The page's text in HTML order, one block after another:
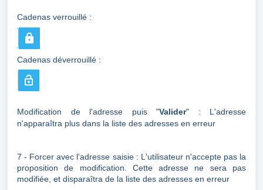
Cadenas verrouillé :
Cadenas déverrouillé :
Modification de l'adresse puis "Valider" : L'adresse
n'apparaîtra plus dans la liste des adresses en erreur
7 - Forcer avec l'adresse saisie : L'utilisateur n'accepte pas la
proposition de modification. Cette adresse ne sera pas
modifiée, et disparaîtra de la liste des adresses en erreur